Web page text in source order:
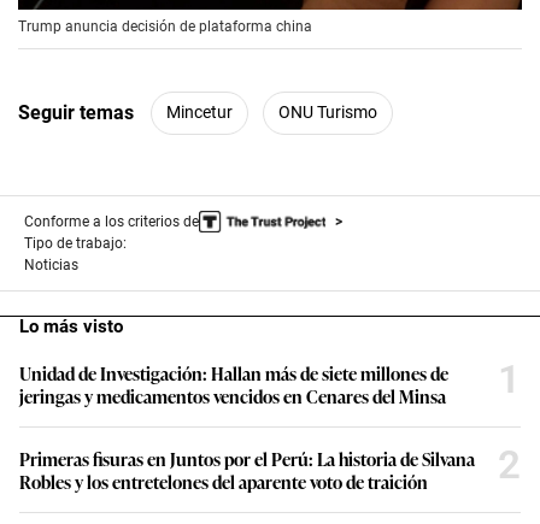
Trump anuncia decisión de plataforma china
Seguir temas Mincetur ONU Turismo
Conforme a los criterios de
Tipo de trabajo:
Noticias
Lo más visto
Unidad de Investigación: Hallan más de siete millones de
jeringas y medicamentos vencidos en Cenares del Minsa
1
Primeras fisuras en Juntos por el Perú: La historia de Silvana
Robles y los entretelones del aparente voto de traición
2